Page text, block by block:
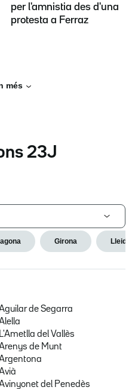
per l'amnistia des d'una
protesta a Ferraz
més
23J
Girona Lleida
de Segarra
L'Ametlla del Vallès
de Munt
del Penedès